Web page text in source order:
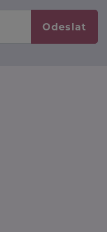
Odeslat